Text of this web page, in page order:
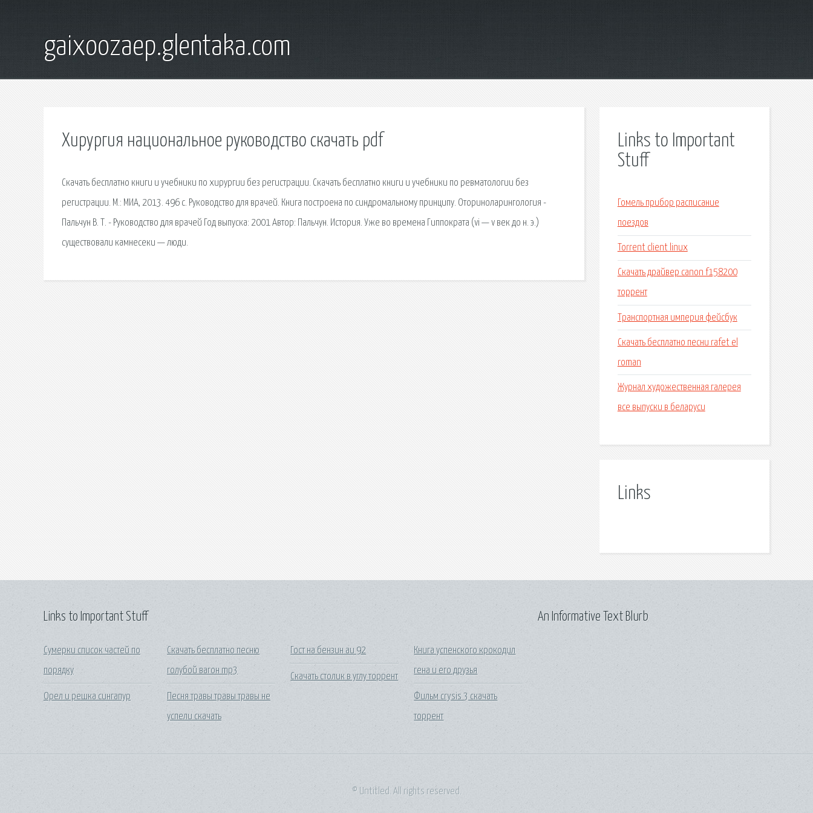
gaixoozaep.glentaka.com
Хирургия национальное руководство скачать pdf
Скачать бесплатно книги и учебники по хирургии без регистрации. Скачать бесплатно книги и учебники по ревматологии без
регистрации. М.: МИА, 2013. 496 с. Руководство для врачей. Книга построена по синдромальному принципу. Оториноларингология -
Пальчун В. Т. - Руководство для врачей Год выпуска: 2001 Автор: Пальчун. История. Уже во времена Гиппократа (vi — v век до н. э.)
существовали камнесеки — люди.
Links to Important
Stuff
Гомель прибор расписание
поездов
Torrent client linux
Скачать драйвер canon f158200
торрент
Транспортная империя фейсбук
Скачать бесплатно песни rafet el
roman
Журнал художественная галерея
все выпуски в беларуси
Links
Links to Important Stuff
Сумерки список частей по
порядку
Орел и решка сингапур
Скачать бесплатно песню
голубой вагон mp3
Песня травы травы травы не
успели скачать
Гост на бензин аи 92
Скачать столик в углу торрент
Книга успенского крокодил
гена и его друзья
Фильм crysis 3 скачать
торрент
An Informative Text Blurb
© Untitled. All rights reserved.